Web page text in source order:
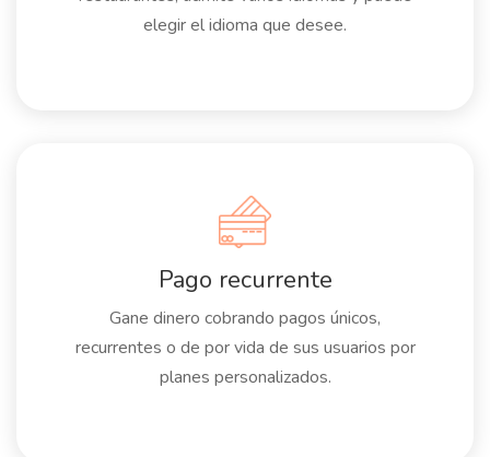
elegir el idioma que desee.
Pago recurrente
Gane dinero cobrando pagos únicos,
recurrentes o de por vida de sus usuarios por
planes personalizados.